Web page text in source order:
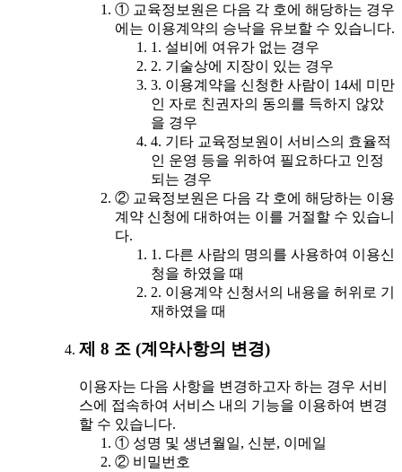
① 교육정보원은 다음 각 호에 해당하는 경우
에는 이용계약의 승낙을 유보할 수 있습니다.
1. 설비에 여유가 없는 경우
2. 기술상에 지장이 있는 경우
3. 이용계약을 신청한 사람이 14세 미만
인 자로 친권자의 동의를 득하지 않았
을 경우
4. 기타 교육정보원이 서비스의 효율적
인 운영 등을 위하여 필요하다고 인정
되는 경우
② 교육정보원은 다음 각 호에 해당하는 이용
계약 신청에 대하여는 이를 거절할 수 있습니
다.
1. 다른 사람의 명의를 사용하여 이용신
청을 하였을 때
2. 이용계약 신청서의 내용을 허위로 기
재하였을 때
제 8 조 (계약사항의 변경)
이용자는 다음 사항을 변경하고자 하는 경우 서비
스에 접속하여 서비스 내의 기능을 이용하여 변경
할 수 있습니다.
① 성명 및 생년월일, 신분, 이메일
② 비밀번호